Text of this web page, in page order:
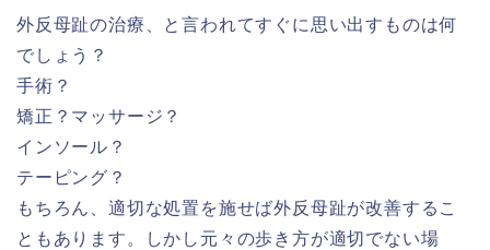
外反母趾の治療、と言われてすぐに思い出すものは何
でしょう？
手術？
矯正？マッサージ？
インソール？
テーピング？
もちろん、適切な処置を施せば外反母趾が改善するこ
ともあります。しかし元々の歩き方が適切でない場